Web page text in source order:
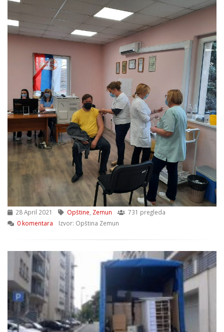
28 April 2021 Opštine, Zemun
731 pregleda
0 komentara
Izvor: Opština Zemun